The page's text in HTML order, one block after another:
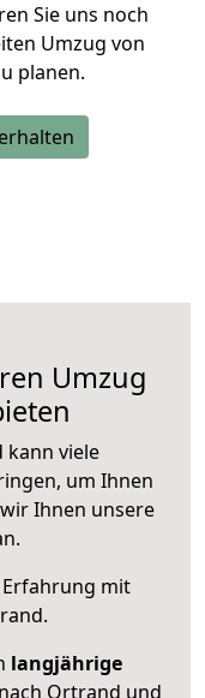
Sie uns noch
Umzug von
planen.
Umzug
kann viele
um Ihnen
Ihnen unsere
Erfahrung mit
.
langjährige
Ortrand und